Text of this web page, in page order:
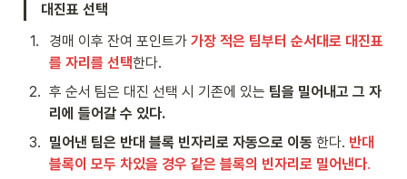
대진표 선택
1. 경매 이후 잔여 포인트가 가장 적은 팀부터 순서대로 대진표
를 자리를 선택한다.
2. 후 순서 팀은 대진 선택 시 기존에 있는 팀을 밀어내고 그 자
리에 들어갈 수 있다.
3. 밀어낸 팀은 반대 블록 빈자리로 자동으로 이동 한다. 반대
블록이 모두 차있을 경우 같은 블록의 빈자리로 밀어낸다.